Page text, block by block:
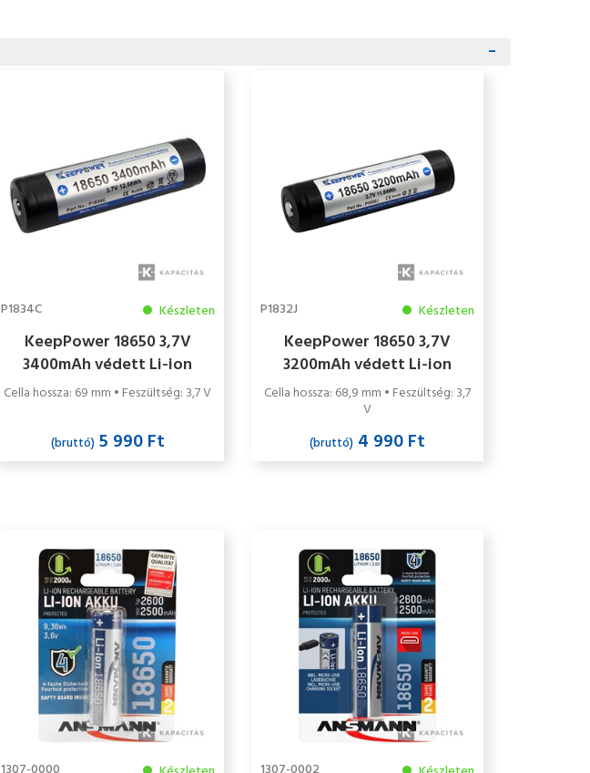
P1834C Készleten
KeepPower 18650 3,7V
3400mAh védett Li-ion
akkumulátor
Cella hossza: 69 mm • Feszültség: 3,7 V
(bruttó)5 990 Ft
P1832J Készleten
KeepPower 18650 3,7V
3200mAh védett Li-ion
akkumulátor
Cella hossza: 68,9 mm • Feszültség: 3,7
V
(bruttó)4 990 Ft